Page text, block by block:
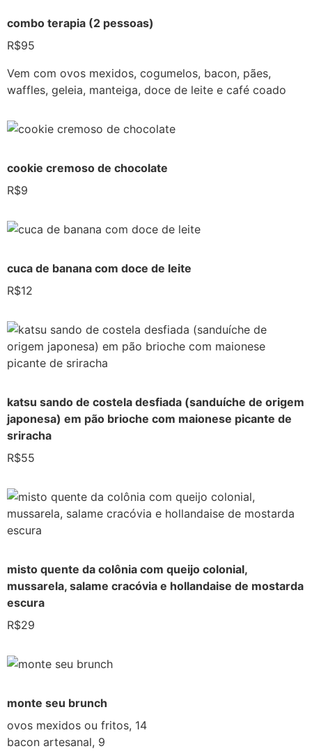
combo terapia (2 pessoas)
R$95
Vem com ovos mexidos, cogumelos, bacon, pães,
waffles, geleia, manteiga, doce de leite e café coado
cookie cremoso de chocolate
R$9
cuca de banana com doce de leite
R$12
katsu sando de costela desfiada (sanduíche de origem
japonesa) em pão brioche com maionese picante de
sriracha
R$55
misto quente da colônia com queijo colonial,
mussarela, salame cracóvia e hollandaise de mostarda
escura
R$29
monte seu brunch
ovos mexidos ou fritos, 14
bacon artesanal, 9